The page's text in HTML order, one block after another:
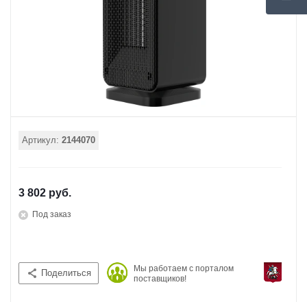
Артикул: 2144070
3 802 руб.
Под заказ
Поделиться
Мы работаем с порталом
поставщиков!